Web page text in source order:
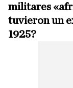
militares
tuvieron un
1925?